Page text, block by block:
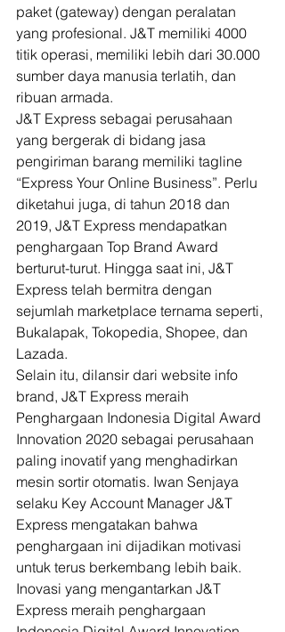
paket (gateway) dengan peralatan
yang profesional. J&T memiliki 4000
titik operasi, memiliki lebih dari 30.000
sumber daya manusia terlatih, dan
ribuan armada.
J&T Express sebagai perusahaan
yang bergerak di bidang jasa
pengiriman barang memiliki tagline
“Express Your Online Business”. Perlu
diketahui juga, di tahun 2018 dan
2019, J&T Express mendapatkan
penghargaan Top Brand Award
berturut-turut. Hingga saat ini, J&T
Express telah bermitra dengan
sejumlah marketplace ternama seperti,
Bukalapak, Tokopedia, Shopee, dan
Lazada.
Selain itu, dilansir dari website info
brand, J&T Express meraih
Penghargaan Indonesia Digital Award
Innovation 2020 sebagai perusahaan
paling inovatif yang menghadirkan
mesin sortir otomatis. Iwan Senjaya
selaku Key Account Manager J&T
Express mengatakan bahwa
penghargaan ini dijadikan motivasi
untuk terus berkembang lebih baik.
Inovasi yang mengantarkan J&T
Express meraih penghargaan